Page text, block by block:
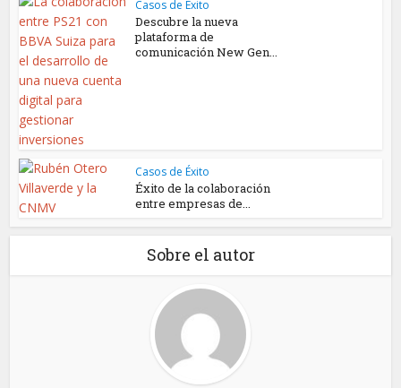
Casos de Éxito
Descubre la nueva
plataforma de
comunicación New Gen...
Casos de Éxito
Éxito de la colaboración
entre empresas de...
Sobre el autor